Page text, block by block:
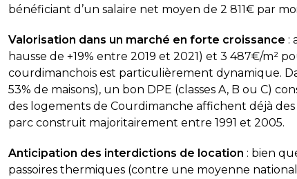
Très satisfait de la prestation.
rendez-vous et une intervention a pu être
programmée dès le lundi matin.
Le diagnostiqueur est arrivé à l’heure, a
été très professionnel, efficace et a pris le
temps de répondre à mes questions.
Le rapport de diagnostic m’a été transmis
dès le lundi soir, ce qui est très
rapidement mon dossier. Je recommande
sans hésiter.
Lire la suite
Pierre Dechaume
il y a 1 semaine
le temps
DPE a
d’autant
obtenus
Lire la suite
il y
bénéficiant d’un salaire net moyen de 2 811€ par
Valorisation dans un marché en forte croissance :
hausse de +19% entre 2019 et 2021) et 3 487€/m²
courdimanchois est particulièrement dynamique.
53% de maisons), un bon DPE (classes A, B ou C)
des logements de Courdimanche affichent déjà
parc construit majoritairement entre 1991 et 2005.
Anticipation des interdictions de location : bien
passoires thermiques (contre une moyenne